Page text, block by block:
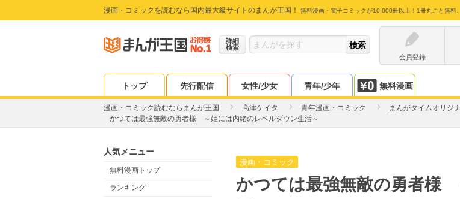
漫画・コミックを読むなら国内最大級サイトのまんが王国！ 無料漫画・電子コミックが10,000冊以上！1冊丸ごと無料
詳細
検索
会員登録
トップ 先行配信 女性/少女 青年/少年 無料漫画
漫画・コミック読むならまんが王国 高津ケイタ 青年漫画・コミック
まんがタイムオリジ
かつては最強無敵の勇者様 ～姫には内緒のレベルダウン生活～
人気メニュー
無料漫画トップ
ランキング
漫画・コミック
かつては最強無敵の勇者様